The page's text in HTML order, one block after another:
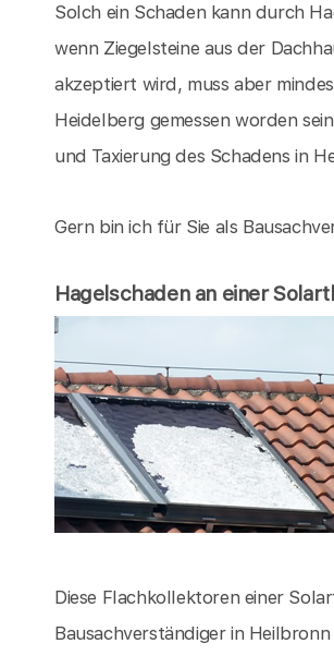
Solch ein Schaden kann durch
wenn Ziegelsteine aus der
akzeptiert wird, muss aber
Heidelberg gemessen worden
und Taxierung des Schadens in
Gern bin ich für Sie als
Hagelschaden an einer
Diese Flachkollektoren einer
Bausachverständiger in